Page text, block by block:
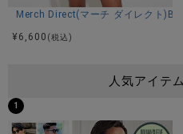
Merch Direct(マーチ ダイレクト
¥ 6,600 (税込)
人気アイテ
1